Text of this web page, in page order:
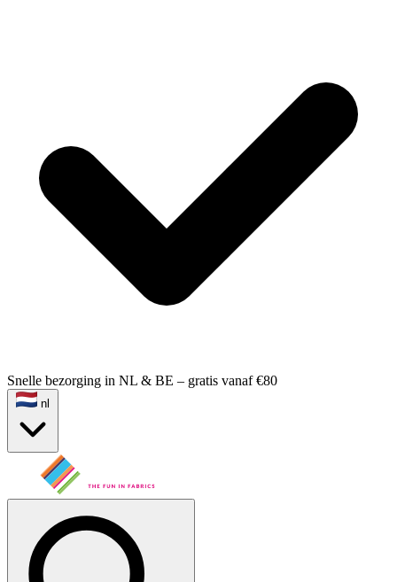
Snelle bezorging in NL & BE – gratis vanaf €80
nl